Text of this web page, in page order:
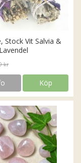
Stock Vit Salvia &
kr
Köp